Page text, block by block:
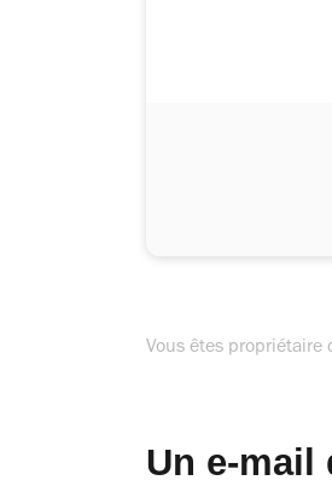
Vous êtes propriétaire
Un e-mail